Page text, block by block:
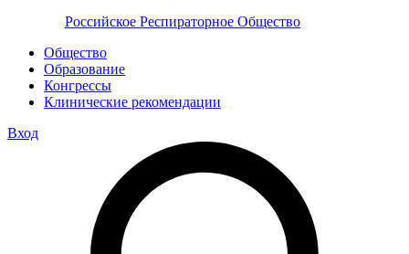
Российское Респираторное Общество
Общество
Образование
Конгрессы
Клинические рекомендации
Вход